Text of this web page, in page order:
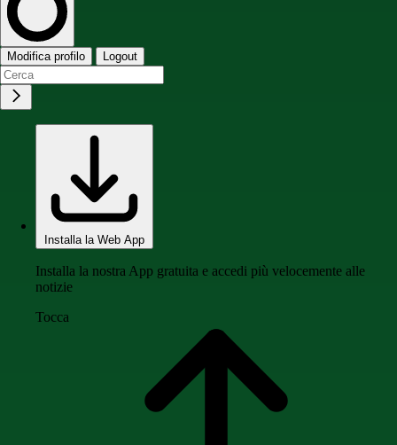
Modifica profilo Logout
Installa la Web App
Installa la nostra App gratuita e accedi più velocemente alle
notizie
Tocca